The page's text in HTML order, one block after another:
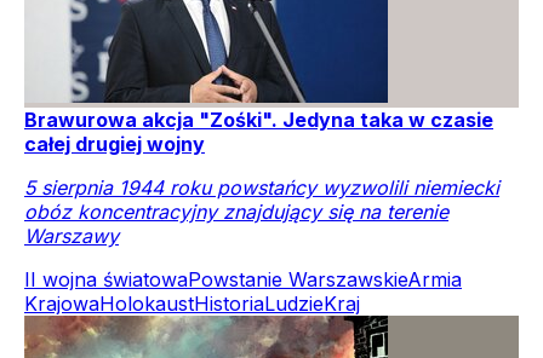
Brawurowa akcja "Zośki". Jedyna taka w czasie
całej drugiej wojny
5 sierpnia 1944 roku powstańcy wyzwolili niemiecki
obóz koncentracyjny znajdujący się na terenie
Warszawy
II wojna światowaPowstanie WarszawskieArmia
KrajowaHolokaustHistoriaLudzieKraj